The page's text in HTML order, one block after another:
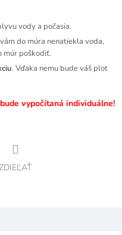
vody a počasia.
do múra nenatiekla voda,
múr poškodiť.
. Vďaka nemu bude váš plot
vypočítaná individuálne!